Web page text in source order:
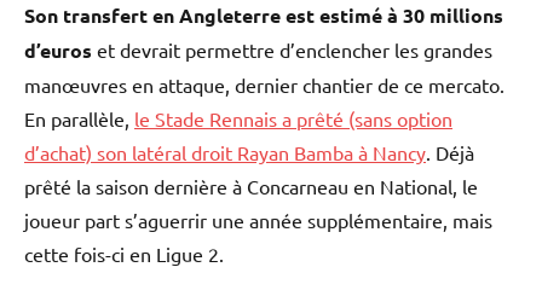
Son transfert en Angleterre est estimé à 30 millions
d’euros et devrait permettre d’enclencher les grandes
manœuvres en attaque, dernier chantier de ce mercato.
En parallèle, le Stade Rennais a prêté (sans option
d’achat) son latéral droit Rayan Bamba à Nancy . Déjà
prêté la saison dernière à Concarneau en National, le
joueur part s’aguerrir une année supplémentaire, mais
cette fois-ci en Ligue 2.